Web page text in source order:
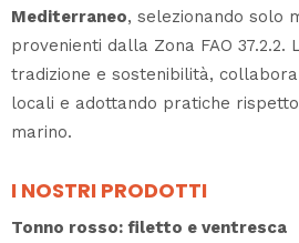
Mediterraneo, selezionando solo
provenienti dalla Zona FAO 37.2.2.
tradizione e sostenibilità,
locali e adottando pratiche
marino.
I NOSTRI PRODOTTI
Tonno rosso: filetto e ventresca